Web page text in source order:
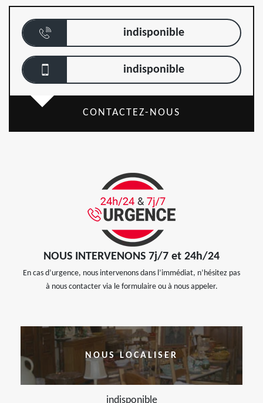
indisponible
indisponible
CONTACTEZ-NOUS
NOUS INTERVENONS 7j/7 et 24h/24
En cas d’urgence, nous intervenons dans l’immédiat, n’hésitez pas
à nous contacter via le formulaire ou à nous appeler.
NOUS LOCALISER
indisponible